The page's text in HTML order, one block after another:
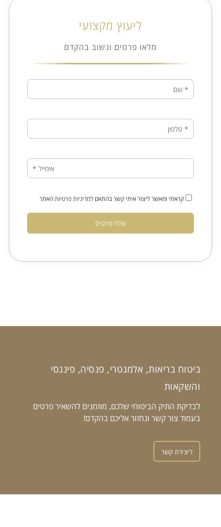
ליעוץ מקצועי
מלאו פרטים ונשוב בהקדם
קראתי ומאשר ליצור איתי קשר בהתאם למדיניות פרטיותהאתר
שלח פרטים
ביטוח בריאות, אלמנטרי, פנסיה, פיננסי
והשקאות
לבדיקת התיק הביטוחי שלכם, מוזמנים להשאיר פרטים
בעמוד צור קשר ונחזור אליכם בהקדם!
ליצירת קשר